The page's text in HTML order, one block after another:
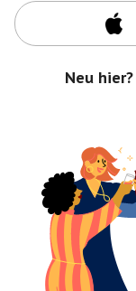
Neu hier?